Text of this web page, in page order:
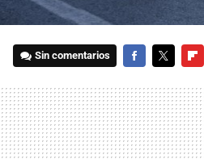
Sin comentarios